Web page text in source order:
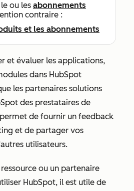
ou les abonnements
contraire :
et les abonnements
et évaluer les applications,
dans HubSpot
les partenaires solutions
des prestataires de
de fournir un feedback
et de partager vos
utilisateurs.
ou un partenaire
HubSpot, il est utile de